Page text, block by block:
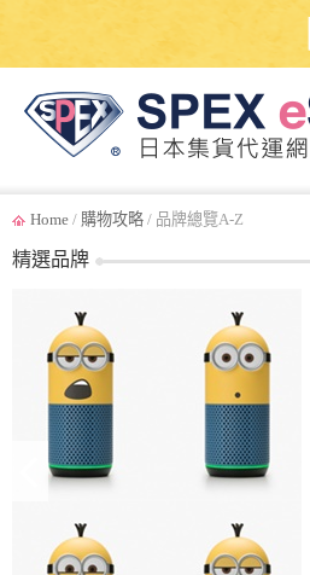
Home / 購物攻略 / 品牌總覽A-Z
精選品牌